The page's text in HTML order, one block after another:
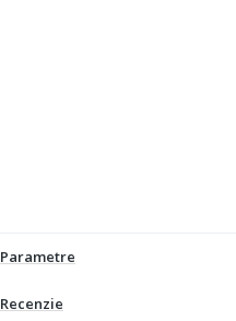
Parametre
Recenzie